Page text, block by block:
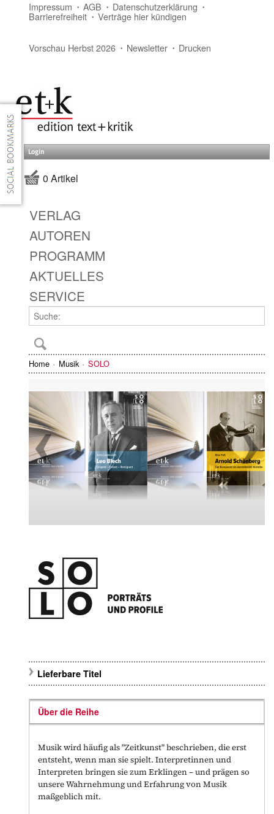
Impressum AGB Datenschutzerklärung
Barrierefreiheit Verträge hier kündigen
Vorschau Herbst 2026 Newsletter Drucken
Login
0 Artikel
VERLAG
AUTOREN
PROGRAMM
AKTUELLES
SERVICE
Home Musik SOLO
Lieferbare Titel
Über die Reihe
Musik wird häufig als "Zeitkunst" beschrieben, die erst
entsteht, wenn man sie spielt. Interpretinnen und
Interpreten bringen sie zum Erklingen – und prägen so
unsere Wahrnehmung und Erfahrung von Musik
maßgeblich mit.